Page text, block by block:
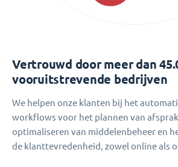
Vertrouwd door meer dan
vooruitstrevende bedrijven
We helpen onze klanten bij het
workflows voor het plannen van
optimaliseren van middelenbeheer en
de klanttevredenheid, zowel online als